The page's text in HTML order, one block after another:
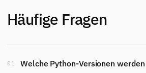
Häufige Fragen
01 Welche Python-Versionen